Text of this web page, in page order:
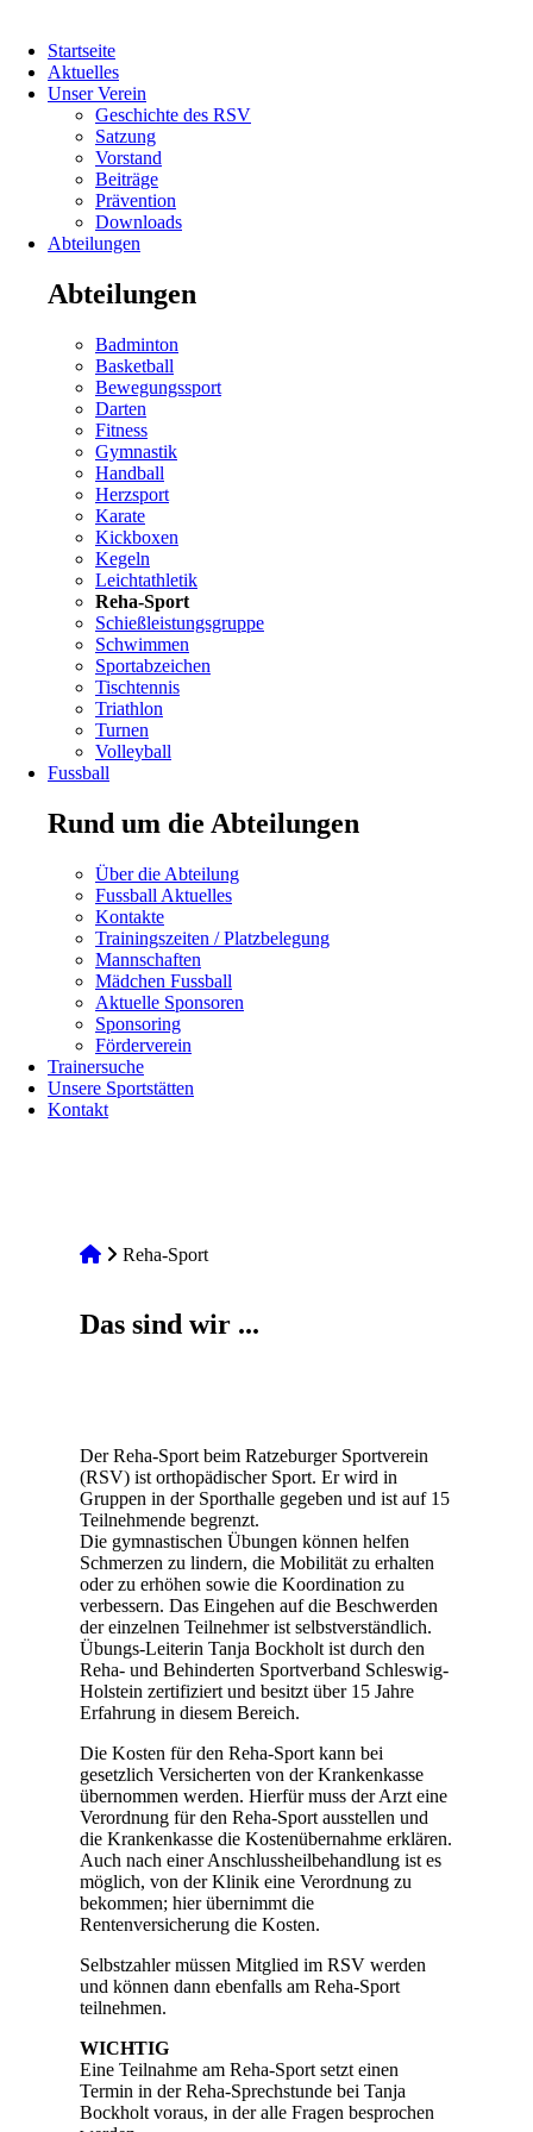
überspringen
Startseite
Aktuelles
Unser Verein
Geschichte des RSV
Satzung
Vorstand
Beiträge
Prävention
Downloads
Abteilungen
Abteilungen
Navigation
überspringen
Badminton
Basketball
Bewegungssport
Darten
Fitness
Gymnastik
Handball
Herzsport
Navigation
überspringen
Karate
Kickboxen
Kegeln
Leichtathletik
Reha-Sport
Schießleistungsgruppe
Schwimmen
Navigation
überspringen
Sportabzeichen
Tischtennis
Triathlon
Turnen
Volleyball
Fussball
Rund um die Abteilungen
Navigation
überspringen
Über die Abteilung
Fussball Aktuelles
Kontakte
Navigation
überspringen
Trainingszeiten / Platzbelegung
Mannschaften
Mädchen Fussball
Navigation
überspringen
Aktuelle Sponsoren
Sponsoring
Förderverein
Trainersuche
Unsere Sportstätten
Kontakt
Reha-Sport
Das sind wir ...
Der Reha-Sport beim Ratzeburger Sportverein
(RSV) ist orthopädischer Sport. Er wird in
Gruppen in der Sporthalle gegeben und ist auf 15
Teilnehmende begrenzt.
Die gymnastischen Übungen können helfen
Schmerzen zu lindern, die Mobilität zu erhalten
oder zu erhöhen sowie die Koordination zu
verbessern. Das Eingehen auf die Beschwerden
der einzelnen Teilnehmer ist selbstverständlich.
Übungs-Leiterin Tanja Bockholt ist durch den
Reha- und Behinderten Sportverband Schleswig-
Holstein zertifiziert und besitzt über 15 Jahre
Erfahrung in diesem Bereich.
Die Kosten für den Reha-Sport kann bei
gesetzlich Versicherten von der Krankenkasse
übernommen werden. Hierfür muss der Arzt eine
Verordnung für den Reha-Sport ausstellen und
die Krankenkasse die Kostenübernahme erklären.
Auch nach einer Anschlussheilbehandlung ist es
möglich, von der Klinik eine Verordnung zu
bekommen; hier übernimmt die
Rentenversicherung die Kosten.
Selbstzahler müssen Mitglied im RSV werden
und können dann ebenfalls am Reha-Sport
teilnehmen.
WICHTIG
Eine Teilnahme am Reha-Sport setzt einen
Termin in der Reha-Sprechstunde bei Tanja
Bockholt voraus, in der alle Fragen besprochen